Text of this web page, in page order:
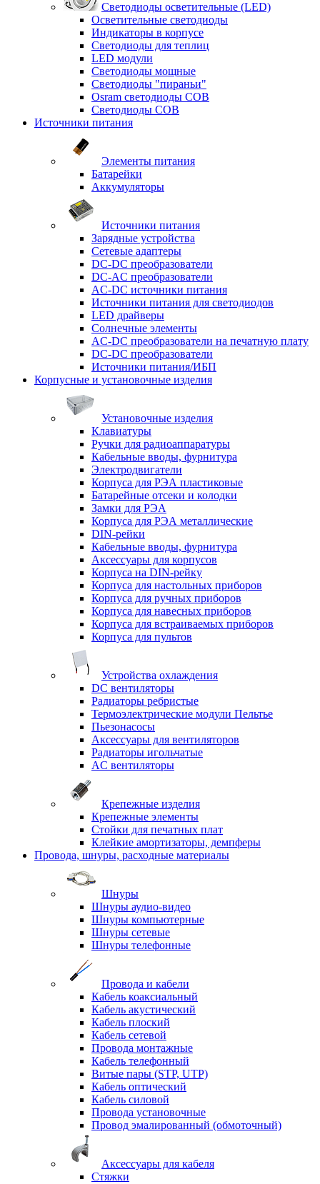
Светодиоды осветительные (LED)
Осветительные светодиоды
Индикаторы в корпусе
Светодиоды для теплиц
LED модули
Светодиоды мощные
Светодиоды "пираньи"
Osram светодиоды COB
Светодиоды COB
Источники питания
Элементы питания
Батарейки
Аккумуляторы
Источники питания
Зарядные устройства
Сетевые адаптеры
DC-DC преобразователи
DC-AC преобразователи
AC-DC источники питания
Источники питания для светодиодов
LED драйверы
Солнечные элементы
AC-DC преобразователи на печатную плату
DC-DC преобразователи
Источники питания/ИБП
Корпусные и установочные изделия
Установочные изделия
Клавиатуры
Ручки для радиоаппаратуры
Кабельные вводы, фурнитура
Электродвигатели
Корпуса для РЭА пластиковые
Батарейные отсеки и колодки
Замки для РЭА
Корпуса для РЭА металлические
DIN-рейки
Кабельные вводы, фурнитура
Аксессуары для корпусов
Корпуса на DIN-рейку
Корпуса для настольных приборов
Корпуса для ручных приборов
Корпуса для навесных приборов
Корпуса для встраиваемых приборов
Корпуса для пультов
Устройства охлаждения
DC вентиляторы
Радиаторы ребристые
Термоэлектрические модули Пельтье
Пьезонасосы
Аксессуары для вентиляторов
Радиаторы игольчатые
AC вентиляторы
Крепежные изделия
Крепежные элементы
Стойки для печатных плат
Клейкие амортизаторы, демпферы
Провода, шнуры, расходные материалы
Шнуры
Шнуры аудио-видео
Шнуры компьютерные
Шнуры сетевые
Шнуры телефонные
Провода и кабели
Кабель коаксиальный
Кабель акустический
Кабель плоский
Кабель сетевой
Провода монтажные
Кабель телефонный
Витые пары (STP, UTP)
Кабель оптический
Кабель силовой
Провода установочные
Провод эмалированный (обмоточный)
Аксессуары для кабеля
Стяжки